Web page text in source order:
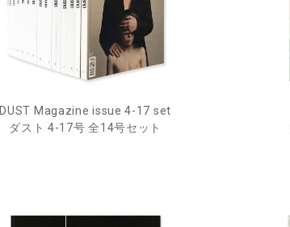
DUST Magazine issue 4-17 set
ダスト 4-17号 全14号セット